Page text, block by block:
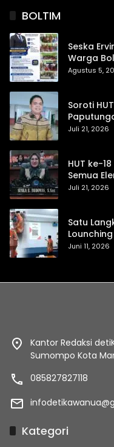
BOLTIM
Seska
Warga
Trans,
Agustus 5,
Soroti
Daerah
Juli 21, 2026
HUT ke-
Semua
Daerah
Juli 21, 2026
Satu
Qris
Juni 11, 2026
Kantor Redaksi
Sumompo Kota
085827827118
Kategori